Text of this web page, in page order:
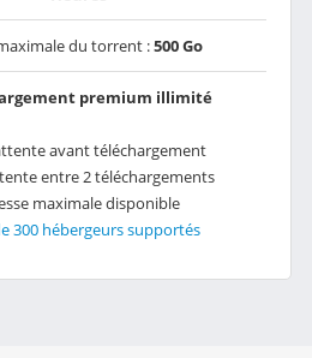
du torrent :500 Go
premium illimité
avant téléchargement
entre 2 téléchargements
maximale disponible
300 hébergeurs supportés